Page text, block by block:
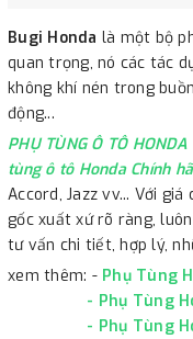
Bugi Honda là một bộ
quan trọng, nó các tác
không khí nén trong
động...
PHỤ TÙNG Ô TÔ HONDA
tùng ô tô Honda Chính
Accord, Jazz vv... Với
gốc xuất xứ rõ ràng,
tư vấn chi tiết, hợp lý,
xem thêm: - Phụ Tùng
- Phụ Tùng
- Phụ Tùng